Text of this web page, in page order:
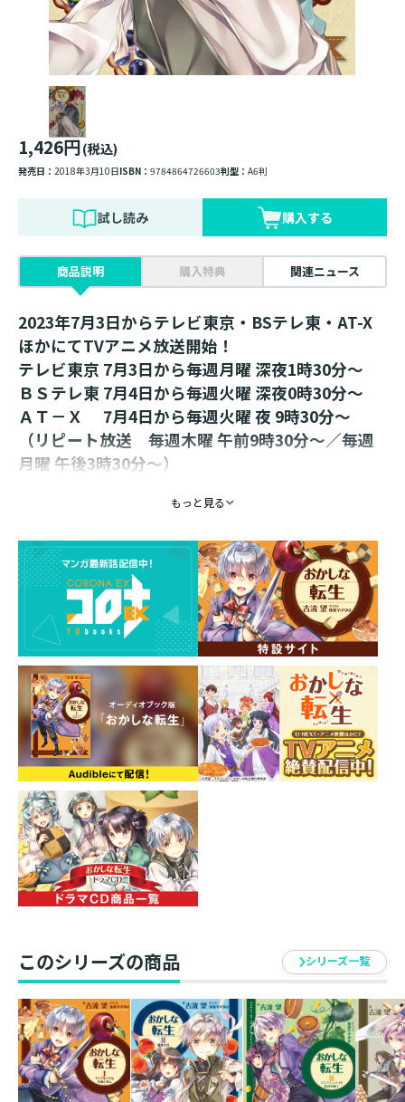
1,426円(税込)
発売日： 2018年3月10日ISBN： 9784864726603判型： A6判
試し読み 購入する
商品説明 購入特典 関連ニュース
2023年7月3日からテレビ東京・BSテレ東・AT-X
ほかにてTVアニメ放送開始！
テレビ東京 7月3日から毎週月曜 深夜1時30分～
ＢＳテレ東 7月4日から毎週火曜 深夜0時30分～
ＡＴ－Ｘ 7月4日から毎週火曜 夜 9時30分～
（リピート放送 毎週木曜 午前9時30分～／毎週
月曜 午後3時30分～）
す。
U-NEXT・アニメ放題でも最速配信決定！
ほか各種配信サービスでも随時配信開始！
シリーズ累計120万部突破！(紙+電子)
貴方にだけは負けません!!聖国との因縁へ──い
ざ、決戦の時！
甘く激しい王道スイーツ・ファンタジー最新刊！
20,000字書き下ろし新章「ジョゼの花嫁修業」＆
ドラマCDレポート収録！
【あらすじ】
涼やかな秋。遂に隣国・聖国との戦争が始まった。
今回、モルテールン領は爵位の低さから後方支援を務め
ることに。
混乱を意に介さない領主代理のペイスは最高のお菓子作
そんな折、優勢だったはずの自軍から救援の要請が届
き、事態は急変！ 敵国から数々の奇策が打たれるばか
りか、間諜の疑惑も発覚、原因不明の伝染病まで発生す
る。さらに、因縁のライバル・ビターテイストが謀略を
仕掛けてくる中、ペイスは逆転の一手を放つ！
巧妙な知略と意外なお菓子が勝利を導く、甘く激しいス
イーツ・ファンタジー第9弾！
もっと見る
このシリーズの商品 シリーズ一覧